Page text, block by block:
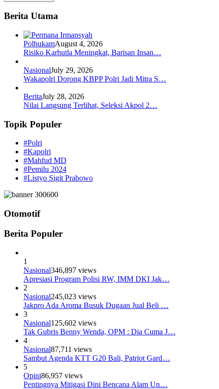
Berita Utama
PolhukamAugust 4, 2026
Risiko Karhutla Meningkat, Barisan Insan…
NasionalJuly 29, 2026
Wakapolri Dorong KBPP Polri Jadi Mitra S…
BeritaJuly 28, 2026
Nilai Langsung Terlihat, Seleksi Akpol 2…
Topik Populer
#Polri
#Kapolri
#Mahfud MD
#Pemilu 2024
#Listyo Sigit Prabowo
Otomotif
Berita Populer
1
Nasional346,897 views
Apresiasi Program Polisi RW, IMM DKI Jak…
2
Nasional245,023 views
Jakpro Ada Aroma Busuk Dugaan Jual Beli …
3
Nasional125,602 views
Tak Gubris Benny Wenda, OPM : Dia Cuma J…
4
Nasional87,711 views
Sambut Agenda KTT G20 Bali, Patriot Gard…
5
Opini86,957 views
Pentingnya Mitigasi Dini Bencana Alam Un…